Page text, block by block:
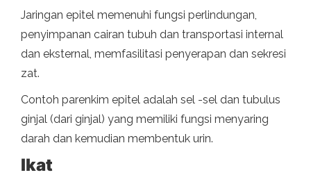
Jaringan epitel memenuhi fungsi perlindungan,
penyimpanan cairan tubuh dan transportasi internal
dan eksternal, memfasilitasi penyerapan dan sekresi
zat.
Contoh parenkim epitel adalah sel -sel dan tubulus
ginjal (dari ginjal) yang memiliki fungsi menyaring
darah dan kemudian membentuk urin.
Ikat